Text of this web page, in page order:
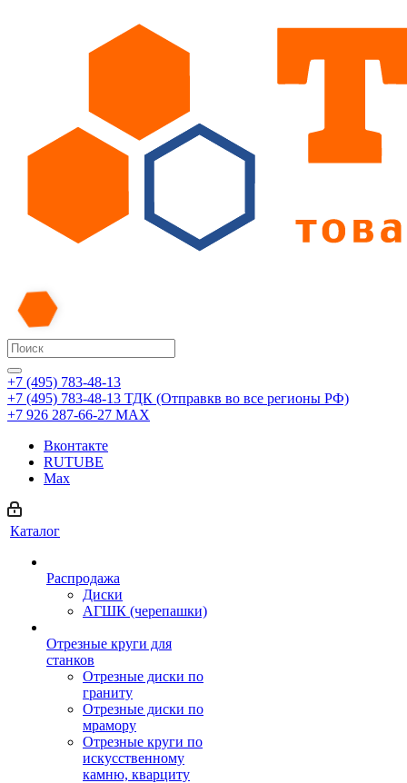
+7 (495) 783-48-13
+7 (495) 783-48-13 ТДК (Отправкв во все регионы РФ)
+7 926 287-66-27 МАХ
Вконтакте
RUTUBE
Max
Каталог
Распродажа
Диски
АГШК (черепашки)
Отрезные круги для
станков
Отрезные диски по
граниту
Отрезные диски по
мрамору
Отрезные круги по
искусственному
камню, кварциту